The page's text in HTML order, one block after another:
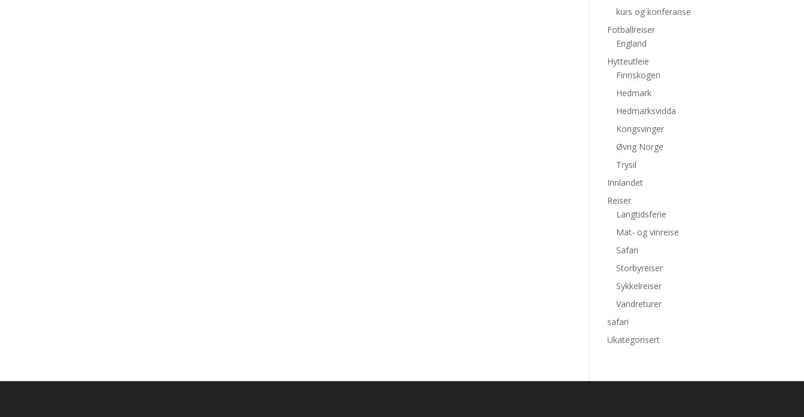
kurs og konferanse
Fotballreiser
England
Hytteutleie
Finnskogen
Hedmark
Hedmarksvidda
Kongsvinger
Øvrig Norge
Trysil
Innlandet
Reiser
Langtidsferie
Mat- og vinreise
Safari
Storbyreiser
Sykkelreiser
Vandreturer
safari
Ukategorisert